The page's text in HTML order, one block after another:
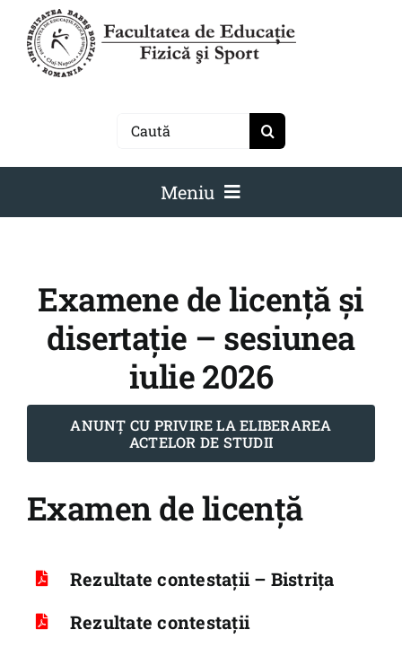
content
Search
Meniu
Învățământ
Admitere
Școala Doctorală
Internațional
Știri
Contact
Examene de licență și
disertație – sesiunea
iulie 2026
ANUNȚ CU PRIVIRE LA ELIBERAREA
ACTELOR DE STUDII
Examen de licență
Rezultate contestații – Bistrița
Rezultate contestații